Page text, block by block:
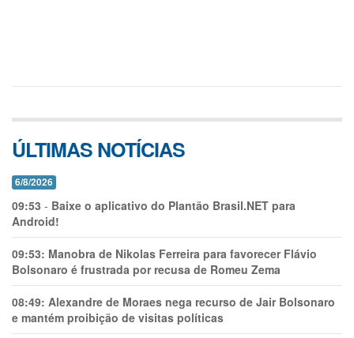
ÚLTIMAS NOTÍCIAS
6/8/2026
09:53 - Baixe o aplicativo do Plantão Brasil.NET para
Android!
09:53: Manobra de Nikolas Ferreira para favorecer Flávio
Bolsonaro é frustrada por recusa de Romeu Zema
08:49: Alexandre de Moraes nega recurso de Jair Bolsonaro
e mantém proibição de visitas políticas